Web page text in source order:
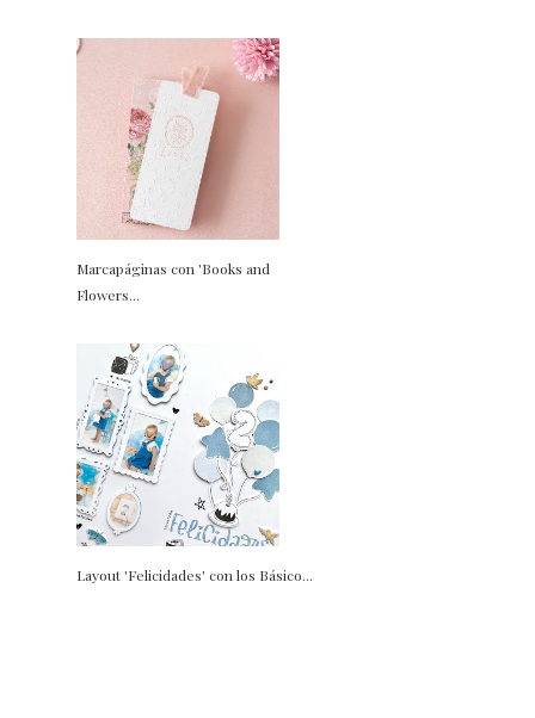
Marcapáginas con 'Books and
Flowers...
Layout 'Felicidades' con los Básico...